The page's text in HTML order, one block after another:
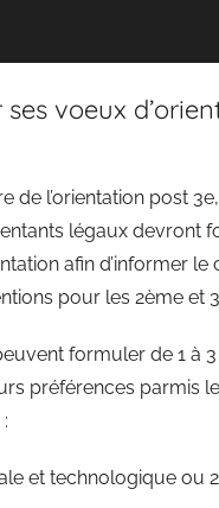
ses voeux
de l’orientation post
légaux devront
afin d’informer
pour les 2ème et
formuler de 1 à
préférences parmis
et technologique ou